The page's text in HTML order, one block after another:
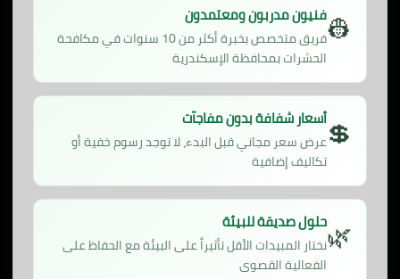
👷فنيون مدربون ومعتمدون
فريق متخصص بخبرة أكثر من 10 سنوات في مكافحة
الحشرات بمحافظة الإسكندرية
💲أسعار شفافة بدون مفاجآت
عرض سعر مجاني قبل البدء، لا توجد رسوم خفية أو
تكاليف إضافية
🌿حلول صديقة للبيئة
نختار المبيدات الأقل تأثيراً على البيئة مع الحفاظ على
الفعالية القصوى